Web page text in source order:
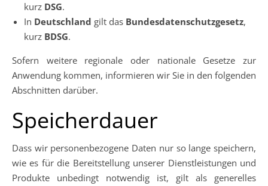
kurz DSG.
In Deutschland gilt das Bundesdatenschutzgesetz,
kurz BDSG.
Sofern weitere regionale oder nationale Gesetze zur
Anwendung kommen, informieren wir Sie in den folgenden
Abschnitten darüber.
Speicherdauer
Dass wir personenbezogene Daten nur so lange speichern,
wie es für die Bereitstellung unserer Dienstleistungen und
Produkte unbedingt notwendig ist, gilt als generelles